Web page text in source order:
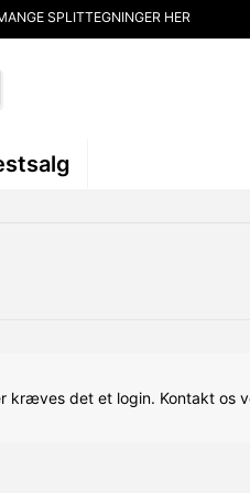
SPLITTEGNINGER HER
kræves det et login. Kontakt os